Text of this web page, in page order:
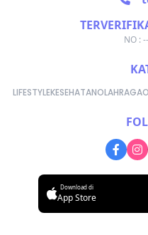
NO :
LIFESTYLEKESEHATANOLAHRAGA
Download di
App Store